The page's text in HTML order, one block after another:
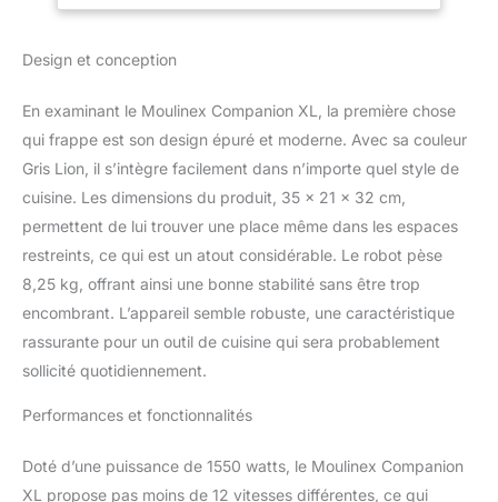
personnes grâce à sa
capacité utile de 3 L
(capacité totale de 4,5 L)
température de 30°C à
150°C pour saisir et
rissoler vos ingrédients
ACCESSOIRES INCLUS
pétrin/concasseur,
Réparabilité 15 ans,
en France CUISSON
COUVERCLE OUVERT
Design et conception
En examinant le Moulinex Companion XL, la première chose
qui frappe est son design épuré et moderne. Avec sa couleur
Gris Lion, il s’intègre facilement dans n’importe quel style de
cuisine. Les dimensions du produit, 35 x 21 x 32 cm,
permettent de lui trouver une place même dans les espaces
restreints, ce qui est un atout considérable. Le robot pèse
8,25 kg, offrant ainsi une bonne stabilité sans être trop
encombrant. L’appareil semble robuste, une caractéristique
rassurante pour un outil de cuisine qui sera probablement
sollicité quotidiennement.
Performances et fonctionnalités
Doté d’une puissance de 1550 watts, le Moulinex Companion
XL propose pas moins de 12 vitesses différentes, ce qui